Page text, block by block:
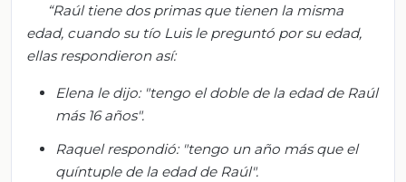
“Raúl tiene dos primas que tienen la misma
edad, cuando su tío Luis le preguntó por su edad,
ellas respondieron así:
Elena le dijo: "tengo el doble de la edad de Raúl
más 16 años".
Raquel respondió: "tengo un año más que el
quíntuple de la edad de Raúl".